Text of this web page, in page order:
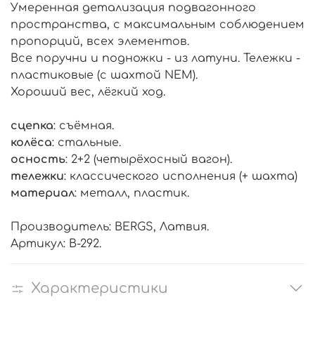
Умеренная детализация подвагонного
пространства, с максимальным соблюдением
пропорций, всех элементов.
Все поручни и подножки - из латуни. Тележки -
пластиковые (с шахтой NEM).
Хороший вес, лёгкий ход.
сцепка: съёмная.
колёса: стальные.
осность: 2+2 (четырёхосный вагон).
тележки: классического исполнения (+ шахта)
материал: металл, пластик.
Производитель: BERGS, Латвия.
Артикул: В-292.
Характеристики